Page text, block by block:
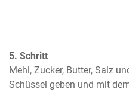
5. Schritt
Mehl, Zucker, Butter, Salz
Schüssel geben und mit